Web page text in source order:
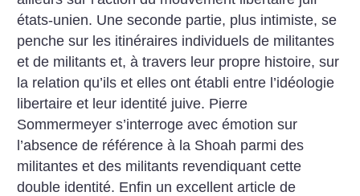
états-unien. Une seconde partie, plus intimiste, se
penche sur les itinéraires individuels de militantes
et de militants et, à travers leur propre histoire, sur
la relation qu’ils et elles ont établi entre l’idéologie
libertaire et leur identité juive. Pierre
Sommermeyer s’interroge avec émotion sur
l’absence de référence à la Shoah parmi des
militantes et des militants revendiquant cette
double identité. Enfin un excellent article de